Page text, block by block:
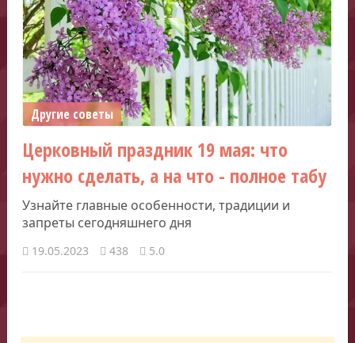
Другие советы
Церковный праздник 19 мая: что
нужно сделать, а на что - полное табу
Узнайте главные особенности, традиции и
запреты сегодняшнего дня
19.05.2023 438 5.0